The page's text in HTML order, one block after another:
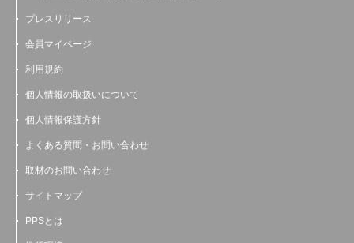
プレスリリース
会員マイページ
利用規約
個人情報の取扱いについて
個人情報保護方針
よくある質問・お問い合わせ
取材のお問い合わせ
サイトマップ
PPSとは